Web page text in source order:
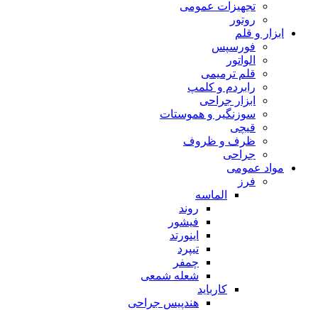
تجهیزات عمومی
روتور
ابزار و قلم
فورسپس
الواتور
قلم ترمیمی
رابردم و کلمپ
ابزار جراحی
سوزنگیر و هموستات
قیچی
ظرف و ظروف
جراحی
مواد عمومی
فرز
الماسه
روند
فیشور
اینورتد
تیپرد
چمفر
شعله شمعی
کارباید
هندپیس جراحی